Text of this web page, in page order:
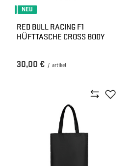
NEU
RED BULL RACING F1
HÜFTTASCHE CROSS BODY
30,00 € / artikel